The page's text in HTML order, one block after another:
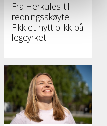
Fra Herkules til
redningsskøyte:
Fikk et nytt blikk på
legeyrket